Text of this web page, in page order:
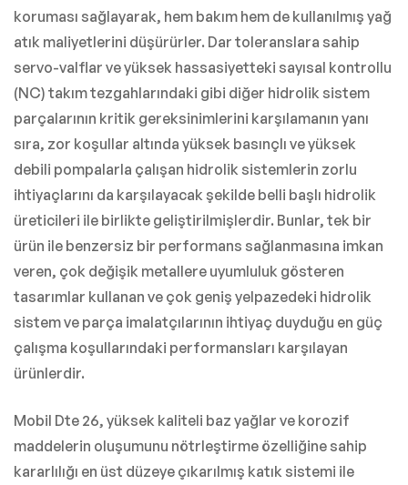
koruması sağlayarak, hem bakım hem de kullanılmış yağ
atık maliyetlerini düşürürler. Dar toleranslara sahip
servo-valflar ve yüksek hassasiyetteki sayısal kontrollu
(NC) takım tezgahlarındaki gibi diğer hidrolik sistem
parçalarının kritik gereksinimlerini karşılamanın yanı
sıra, zor koşullar altında yüksek basınçlı ve yüksek
debili pompalarla çalışan hidrolik sistemlerin zorlu
ihtiyaçlarını da karşılayacak şekilde belli başlı hidrolik
üreticileri ile birlikte geliştirilmişlerdir. Bunlar, tek bir
ürün ile benzersiz bir performans sağlanmasına imkan
veren, çok değişik metallere uyumluluk gösteren
tasarımlar kullanan ve çok geniş yelpazedeki hidrolik
sistem ve parça imalatçılarının ihtiyaç duyduğu en güç
çalışma koşullarındaki performansları karşılayan
ürünlerdir.
Mobil Dte 26, yüksek kaliteli baz yağlar ve korozif
maddelerin oluşumunu nötrleştirme özelliğine sahip
kararlılığı en üst düzeye çıkarılmış katık sistemi ile